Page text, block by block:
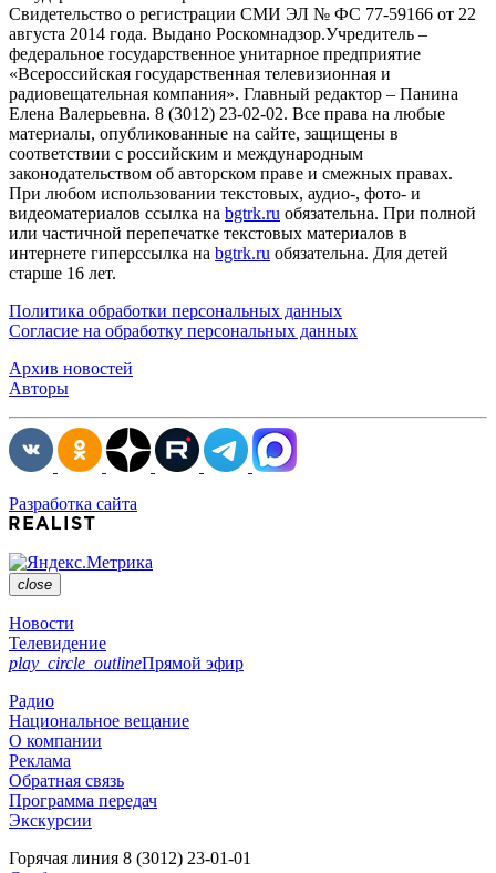
Cвидетельство о регистрации СМИ ЭЛ № ФС 77-59166 от 22
августа 2014 года. Выдано Роскомнадзор.Учредитель –
федеральное государственное унитарное предприятие
«Всероссийская государственная телевизионная и
радиовещательная компания». Главный редактор – Панина
Елена Валерьевна. 8 (3012) 23-02-02. Все права на любые
материалы, опубликованные на сайте, защищены в
соответствии с российским и международным
законодательством об авторском праве и смежных правах.
При любом использовании текстовых, аудио-, фото- и
видеоматериалов ссылка на bgtrk.ru обязательна. При полной
или частичной перепечатке текстовых материалов в
интернете гиперссылка на bgtrk.ru обязательна. Для детей
старше 16 лет.
Политика обработки персональных данных
Согласие на обработку персональных данных
Архив новостей
Авторы
Разработка сайта
close
Новости
Телевидение
play_circle_outlineПрямой эфир
Радио
Национальное вещание
О компании
Реклама
Обратная связь
Программа передач
Экскурсии
Горячая линия 8 (3012) 23-01-01